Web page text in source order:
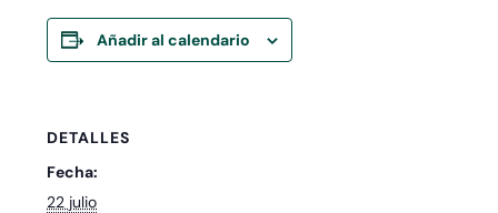
Añadir al calendario
DETALLES
Fecha:
22 julio